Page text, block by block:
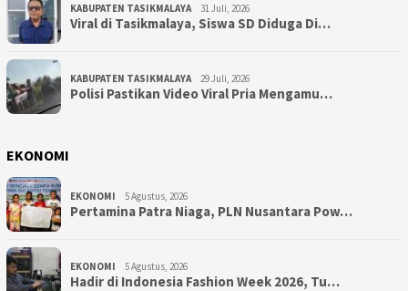
KABUPATEN TASIKMALAYA 31 Juli, 2026
Viral di Tasikmalaya, Siswa SD Diduga Di…
KABUPATEN TASIKMALAYA 29 Juli, 2026
Polisi Pastikan Video Viral Pria Mengamu…
EKONOMI
EKONOMI 5 Agustus, 2026
Pertamina Patra Niaga, PLN Nusantara Pow…
EKONOMI 5 Agustus, 2026
Hadir di Indonesia Fashion Week 2026, Tu…